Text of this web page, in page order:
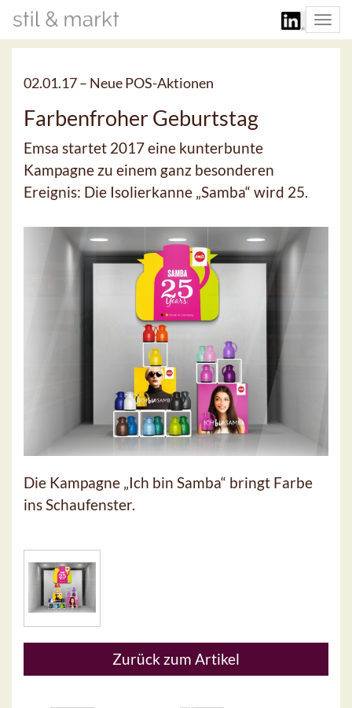
02.01.17 – Neue POS-Aktionen
Farbenfroher Geburtstag
Emsa startet 2017 eine kunterbunte
Kampagne zu einem ganz besonderen
Ereignis: Die Isolierkanne „Samba“ wird 25.
Die Kampagne „Ich bin Samba“ bringt Farbe
ins Schaufenster.
Zurück zum Artikel